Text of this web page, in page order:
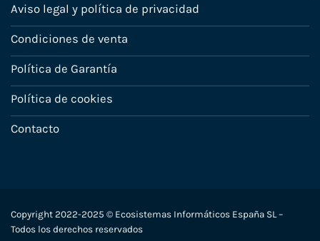
Aviso legal y política de privacidad
Condiciones de venta
Política de Garantía
Política de cookies
Contacto
Copyright 2022-2025 © Ecosistemas Informáticos España SL –
Todos los derechos reservados